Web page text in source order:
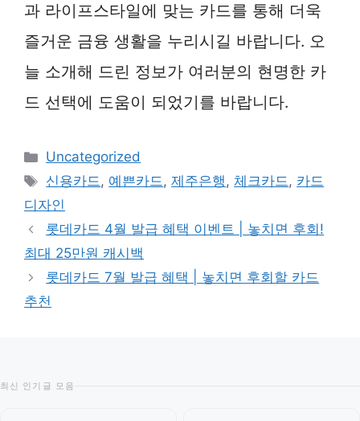
과 라이프스타일에 맞는 카드를 통해 더욱
즐거운 금융 생활을 누리시길 바랍니다. 오
늘 소개해 드린 정보가 여러분의 현명한 카
드 선택에 도움이 되었기를 바랍니다.
카
테
리
Uncategorized
태
그
신용카드, 예쁜카드,제주은행,체크카드, 카드
디자인
롯데카드 4월 발급 혜택 이벤트 | 놓치면 후회!
최대 25만원 캐시백
롯데카드 7월 발급 혜택 | 놓치면 후회할 카드
추천
최신 인기글 모음